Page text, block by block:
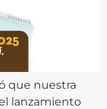
que nuestra
lanzamiento